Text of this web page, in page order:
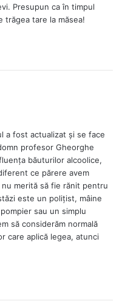
Presupun ca în timpul
trăgea tare la măsea!
a fost actualizat și se face
profesor Gheorghe
băuturilor alcoolice,
ce părere avem
merită să fie rănit pentru
este un polițist, mâine
sau un simplu
să considerăm normală
care aplică legea, atunci